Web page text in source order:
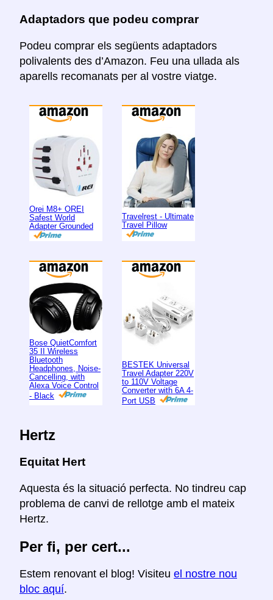
Adaptadors que podeu comprar
Podeu comprar els següents adaptadors
polivalents des d’Amazon. Feu una ullada als
aparells recomanats per al vostre viatge.
Orei M8+ OREI
Safest World
Adapter Grounded
Travelrest - Ultimate
Travel Pillow
Bose QuietComfort
35 II Wireless
Bluetooth
Headphones, Noise-
Cancelling, with
Alexa Voice Control
- Black
BESTEK Universal
Travel Adapter 220V
to 110V Voltage
Converter with 6A 4-
Port USB
Hertz
Equitat Hert
Aquesta és la situació perfecta. No tindreu cap
problema de canvi de rellotge amb el mateix
Hertz.
Per fi, per cert...
Estem renovant el blog! Visiteu el nostre nou
bloc aquí.